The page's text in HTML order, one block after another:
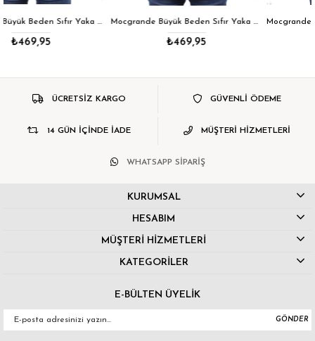
Mocgrande Büyük Beden Sıfır Yaka Tişört Peace 23100 HAKI Mocgrande Büyük Beden Sıfır Yaka Tişört Peace 23100 GRI
ÜCRETSİZ KARGO GÜVENLİ ÖDEME
14 GÜN İÇİNDE İADE MÜŞTERİ HİZMETLERİ
WHATSAPP SİPARİŞ
KURUMSAL
HESABIM
MÜŞTERİ HİZMETLERİ
KATEGORİLER
E-BÜLTEN ÜYELİK
GÖNDER